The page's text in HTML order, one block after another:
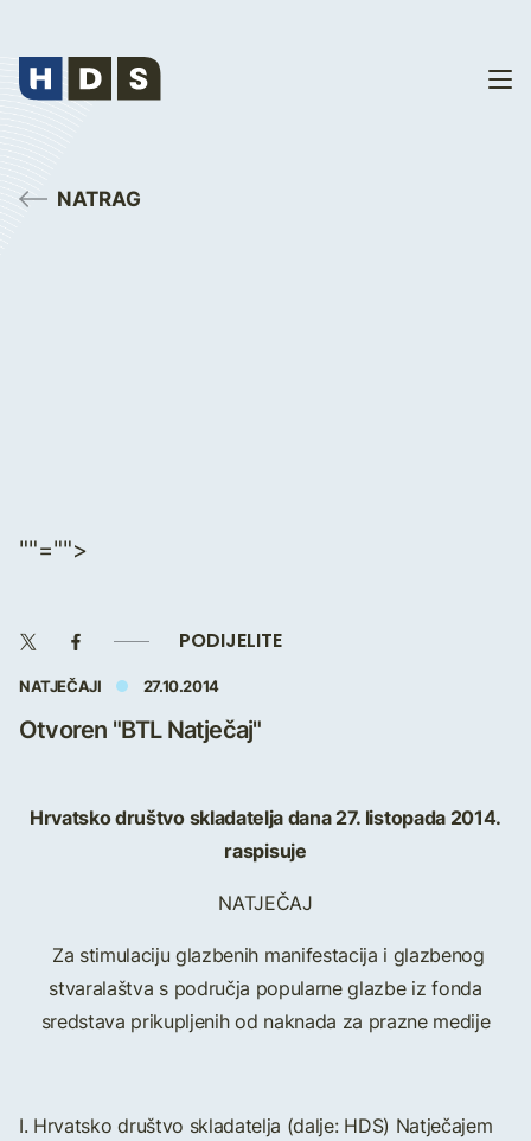
NATRAG
""="">
PODIJELITE
NATJEČAJI 27.10.2014
Otvoren "BTL Natječaj"
Hrvatsko društvo skladatelja dana 27. listopada 2014.
raspisuje
NATJEČAJ
Za stimulaciju glazbenih manifestacija i glazbenog
stvaralaštva s područja popularne glazbe iz fonda
sredstava prikupljenih od naknada za prazne medije
I. Hrvatsko društvo skladatelja (dalje: HDS) Natječajem